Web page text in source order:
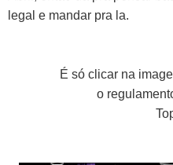
legal e mandar pra la.
É só clicar na
o